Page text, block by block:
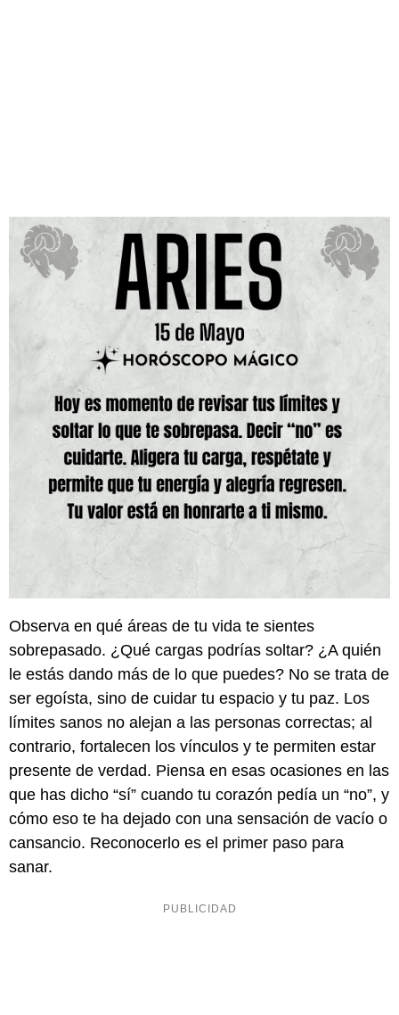
Observa en qué áreas de tu vida te sientes
sobrepasado. ¿Qué cargas podrías soltar? ¿A quién
le estás dando más de lo que puedes? No se trata de
ser egoísta, sino de cuidar tu espacio y tu paz. Los
límites sanos no alejan a las personas correctas; al
contrario, fortalecen los vínculos y te permiten estar
presente de verdad. Piensa en esas ocasiones en las
que has dicho “sí” cuando tu corazón pedía un “no”, y
cómo eso te ha dejado con una sensación de vacío o
cansancio. Reconocerlo es el primer paso para
sanar.